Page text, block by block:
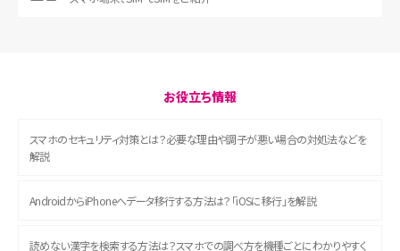
お役立ち情報
スマホのセキュリティ対策とは？必要な理由や調子が悪い場合の対処法などを
解説
AndroidからiPhoneへデータ移行する方法は？「iOSに移行」を解説
読めない漢字を検索する方法は？スマホでの調べ方を機種ごとにわかりやすく